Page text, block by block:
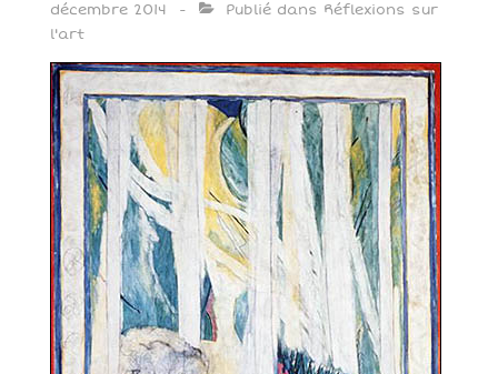
décembre 2014
Publié dans Réflexions sur
l'art